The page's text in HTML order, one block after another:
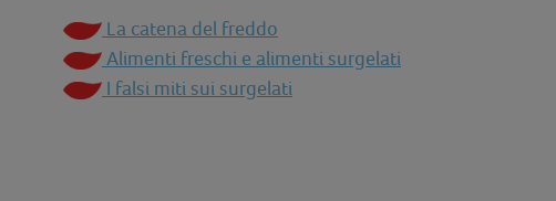
La catena del freddo
Alimenti freschi e alimenti surgelati
I falsi miti sui surgelati